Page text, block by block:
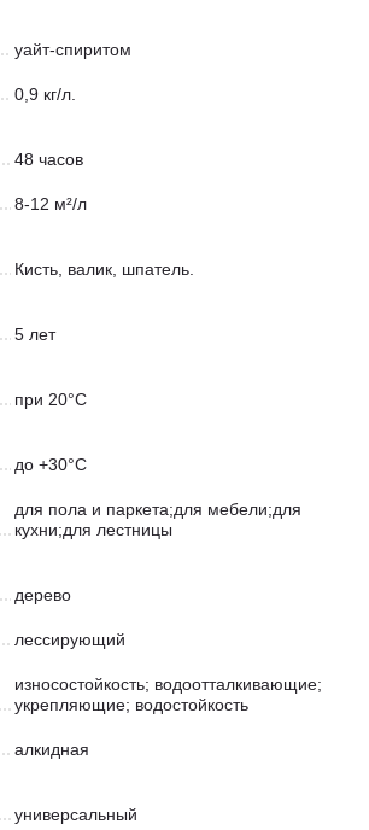
уайт-спиритом
0,9 кг/л.
48 часов
8-12 м²/л
Кисть, валик, шпатель.
5 лет
при 20°C
до +30°С
для пола и паркета;для мебели;для
кухни;для лестницы
дерево
лессирующий
износостойкость; водоотталкивающие;
укрепляющие; водостойкость
алкидная
универсальный